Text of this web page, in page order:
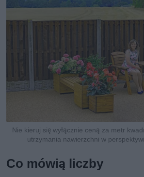
Nie kieruj się wyłącznie ceną za metr
utrzymania nawierzchni w
Co mówią liczby